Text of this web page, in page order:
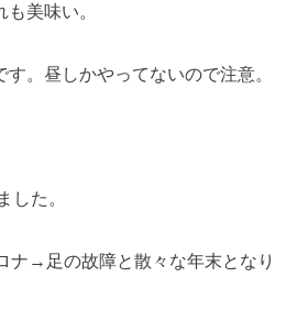
美味い。
。昼しかやってないので注意。
した。
ナ→足の故障と散々な年末となり